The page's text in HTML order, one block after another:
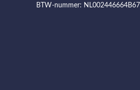
BTW-nummer: NL002446664B67